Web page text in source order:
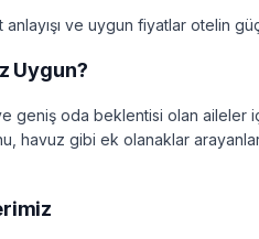
ve uygun fiyatlar otelin
Uygun?
geniş oda beklentisi olan aileler
havuz gibi ek olanaklar